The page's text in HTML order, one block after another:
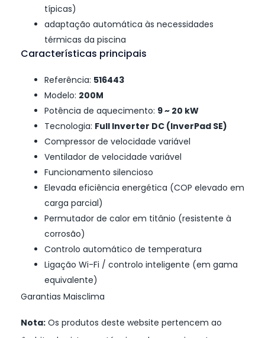
típicas)
adaptação automática às necessidades
térmicas da piscina
Características principais
Referência: 516443
Modelo: 200M
Potência de aquecimento: 9 ~ 20 kW
Tecnologia: Full Inverter DC (InverPad SE)
Compressor de velocidade variável
Ventilador de velocidade variável
Funcionamento silencioso
Elevada eficiência energética (COP elevado em
carga parcial)
Permutador de calor em titânio (resistente à
corrosão)
Controlo automático de temperatura
Ligação Wi-Fi / controlo inteligente (em gama
equivalente)
Garantias Maisclima
Nota: Os produtos deste website pertencem ao